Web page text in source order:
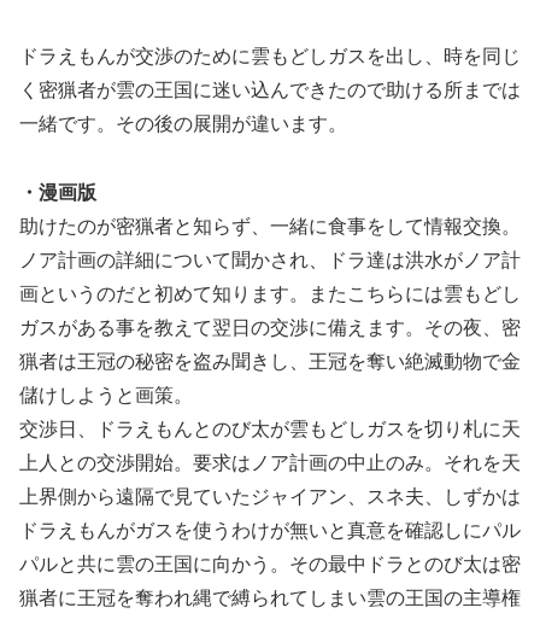
ドラえもんが交渉のために雲もどしガスを出し、時を同じ
く密猟者が雲の王国に迷い込んできたので助ける所までは
一緒です。その後の展開が違います。
・漫画版
助けたのが密猟者と知らず、一緒に食事をして情報交換。
ノア計画の詳細について聞かされ、ドラ達は洪水がノア計
画というのだと初めて知ります。またこちらには雲もどし
ガスがある事を教えて翌日の交渉に備えます。その夜、密
猟者は王冠の秘密を盗み聞きし、王冠を奪い絶滅動物で金
儲けしようと画策。
交渉日、ドラえもんとのび太が雲もどしガスを切り札に天
上人との交渉開始。要求はノア計画の中止のみ。それを天
上界側から遠隔で見ていたジャイアン、スネ夫、しずかは
ドラえもんがガスを使うわけが無いと真意を確認しにパル
パルと共に雲の王国に向かう。その最中ドラとのび太は密
猟者に王冠を奪われ縄で縛られてしまい雲の王国の主導権